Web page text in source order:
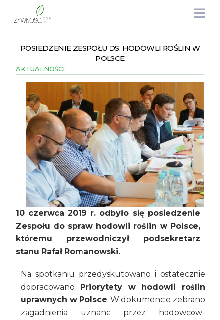
POSIEDZENIE ZESPOŁU DS. HODOWLI ROŚLIN W
POLSCE
AKTUALNOŚCI
10 czerwca 2019 r. odbyło się posiedzenie
Zespołu do spraw hodowli roślin w Polsce,
któremu przewodniczył podsekretarz
stanu Rafał Romanowski.
Na spotkaniu przedyskutowano i ostatecznie
dopracowano Priorytety w hodowli roślin
uprawnych w Polsce. W dokumencie zebrano
zagadnienia uznane przez hodowców-